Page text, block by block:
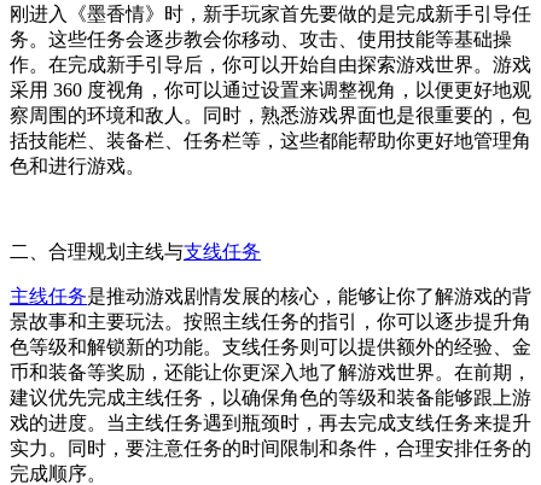
刚进入《墨香情》时，新手玩家首先要做的是完成新手引导任
务。这些任务会逐步教会你移动、攻击、使用技能等基础操
作。在完成新手引导后，你可以开始自由探索游戏世界。游戏
采用 360 度视角，你可以通过设置来调整视角，以便更好地观
察周围的环境和敌人。同时，熟悉游戏界面也是很重要的，包
括技能栏、装备栏、任务栏等，这些都能帮助你更好地管理角
色和进行游戏。
二、合理规划主线与支线任务
主线任务是推动游戏剧情发展的核心，能够让你了解游戏的背
景故事和主要玩法。按照主线任务的指引，你可以逐步提升角
色等级和解锁新的功能。支线任务则可以提供额外的经验、金
币和装备等奖励，还能让你更深入地了解游戏世界。在前期，
建议优先完成主线任务，以确保角色的等级和装备能够跟上游
戏的进度。当主线任务遇到瓶颈时，再去完成支线任务来提升
实力。同时，要注意任务的时间限制和条件，合理安排任务的
完成顺序。